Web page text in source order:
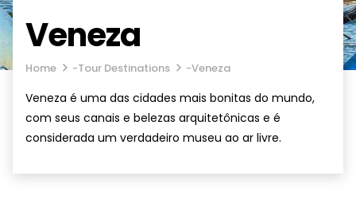
Veneza
Home -Tour Destinations -Veneza
Veneza é uma das cidades mais bonitas do mundo,
com seus canais e belezas arquitetônicas e é
considerada um verdadeiro museu ao ar livre.